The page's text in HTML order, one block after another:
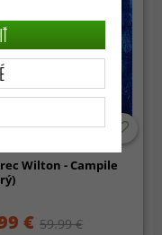
Wilton - Campile
€ 59.99 €